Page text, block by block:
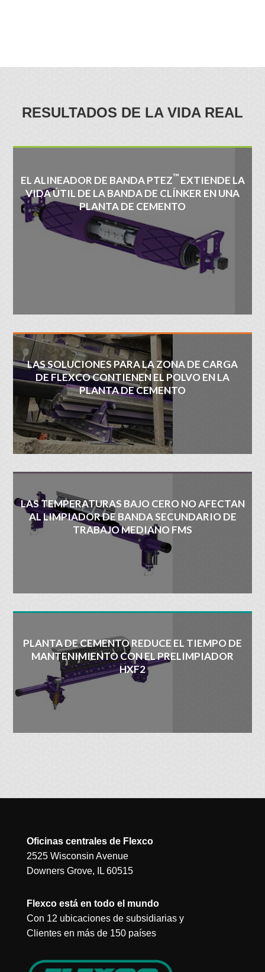
RESULTADOS DE LA VIDA REAL
EL ALINEADOR DE BANDA PTEZ™EXTIENDE LA
VIDA ÚTIL DE LA BANDA DE CLÍNKER EN UNA
PLANTA DE CEMENTO
LAS SOLUCIONES PARA LA ZONA DE CARGA
DE FLEXCO CONTIENEN EL POLVO EN LA
PLANTA DE CEMENTO
LAS TEMPERATURAS BAJO CERO NO AFECTAN
AL LIMPIADOR DE BANDA SECUNDARIO DE
TRABAJO MEDIANO FMS
PLANTA DE CEMENTO REDUCE EL TIEMPO DE
MANTENIMIENTO CON EL PRELIMPIADOR
HXF2
Oficinas centrales de Flexco
2525 Wisconsin Avenue
Downers Grove, IL 60515
Flexco está en todo el mundo
Con 12 ubicaciones de subsidiarias y
Clientes en más de 150 países